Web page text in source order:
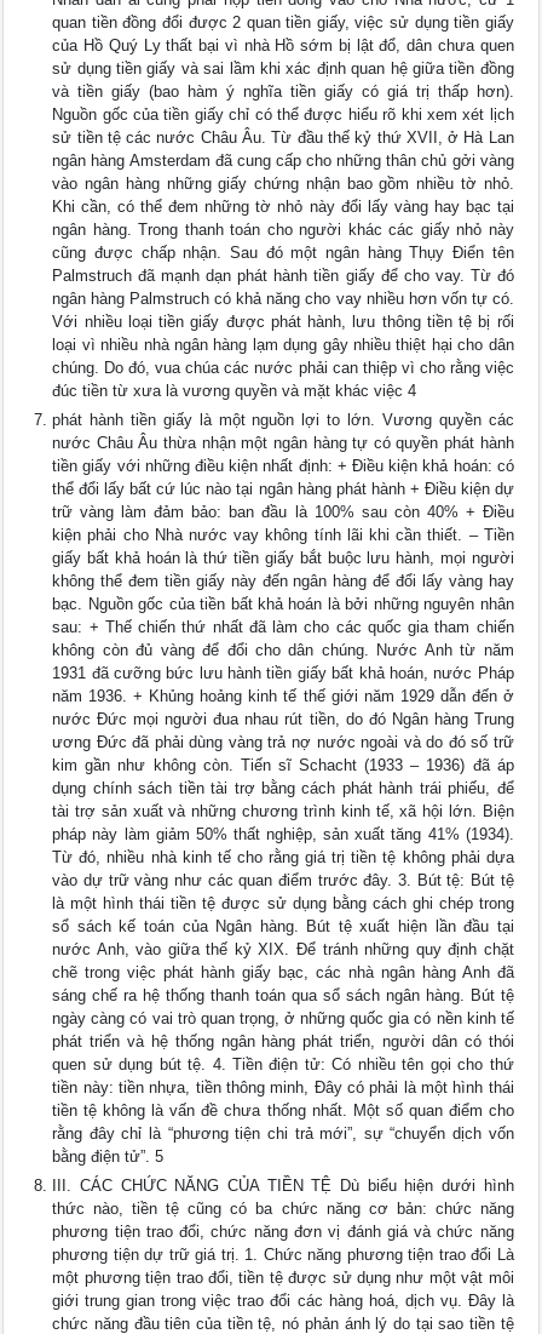
quan tiền đồng đổi được 2 quan tiền giấy, việc sử dụng tiền giấy
của Hồ Quý Ly thất bại vì nhà Hồ sớm bị lật đổ, dân chưa quen
sử dụng tiền giấy và sai lầm khi xác định quan hệ giữa tiền đồng
và tiền giấy (bao hàm ý nghĩa tiền giấy có giá trị thấp hơn).
Nguồn gốc của tiền giấy chỉ có thể được hiểu rõ khi xem xét lịch
sử tiền tệ các nước Châu Âu. Từ đầu thế kỷ thứ XVII, ở Hà Lan
ngân hàng Amsterdam đã cung cấp cho những thân chủ gởi vàng
vào ngân hàng những giấy chứng nhận bao gồm nhiều tờ nhỏ.
Khi cần, có thể đem những tờ nhỏ này đổi lấy vàng hay bạc tại
ngân hàng. Trong thanh toán cho người khác các giấy nhỏ này
cũng được chấp nhận. Sau đó một ngân hàng Thụy Điển tên
Palmstruch đã mạnh dạn phát hành tiền giấy để cho vay. Từ đó
ngân hàng Palmstruch có khả năng cho vay nhiều hơn vốn tự có.
Với nhiều loại tiền giấy được phát hành, lưu thông tiền tệ bị rối
loại vì nhiều nhà ngân hàng lạm dụng gây nhiều thiệt hại cho dân
chúng. Do đó, vua chúa các nước phải can thiệp vì cho rằng việc
đúc tiền từ xưa là vương quyền và mặt khác việc 4
phát hành tiền giấy là một nguồn lợi to lớn. Vương quyền các
nước Châu Âu thừa nhận một ngân hàng tự có quyền phát hành
tiền giấy với những điều kiện nhất định: + Điều kiện khả hoán: có
thể đổi lấy bất cứ lúc nào tại ngân hàng phát hành + Điều kiện dự
trữ vàng làm đảm bảo: ban đầu là 100% sau còn 40% + Điều
kiện phải cho Nhà nước vay không tính lãi khi cần thiết. – Tiền
giấy bất khả hoán là thứ tiền giấy bắt buộc lưu hành, mọi người
không thể đem tiền giấy này đến ngân hàng để đổi lấy vàng hay
bạc. Nguồn gốc của tiền bất khả hoán là bởi những nguyên nhân
sau: + Thế chiến thứ nhất đã làm cho các quốc gia tham chiến
không còn đủ vàng để đổi cho dân chúng. Nước Anh từ năm
1931 đã cưỡng bức lưu hành tiền giấy bất khả hoán, nước Pháp
năm 1936. + Khủng hoảng kinh tế thế giới năm 1929 dẫn đến ở
nước Đức mọi người đua nhau rút tiền, do đó Ngân hàng Trung
ương Đức đã phải dùng vàng trả nợ nước ngoài và do đó số trữ
kim gần như không còn. Tiến sĩ Schacht (1933 – 1936) đã áp
dụng chính sách tiền tài trợ bằng cách phát hành trái phiếu, để
tài trợ sản xuất và những chương trình kinh tế, xã hội lớn. Biện
pháp này làm giảm 50% thất nghiệp, sản xuất tăng 41% (1934).
Từ đó, nhiều nhà kinh tế cho rằng giá trị tiền tệ không phải dựa
vào dự trữ vàng như các quan điểm trước đây. 3. Bút tệ: Bút tệ
là một hình thái tiền tệ được sử dụng bằng cách ghi chép trong
sổ sách kế toán của Ngân hàng. Bút tệ xuất hiện lần đầu tại
nước Anh, vào giữa thế kỷ XIX. Để tránh những quy định chặt
chẽ trong việc phát hành giấy bạc, các nhà ngân hàng Anh đã
sáng chế ra hệ thống thanh toán qua sổ sách ngân hàng. Bút tệ
ngày càng có vai trò quan trọng, ở những quốc gia có nền kinh tế
phát triển và hệ thống ngân hàng phát triển, người dân có thói
quen sử dụng bút tệ. 4. Tiền điện tử: Có nhiều tên gọi cho thứ
tiền này: tiền nhựa, tiền thông minh, Đây có phải là một hình thái
tiền tệ không là vấn đề chưa thống nhất. Một số quan điểm cho
rằng đây chỉ là “phương tiện chi trả mới”, sự “chuyển dịch vốn
bằng điện tử”. 5
III. CÁC CHỨC NĂNG CỦA TIỀN TỆ Dù biểu hiện dưới hình
thức nào, tiền tệ cũng có ba chức năng cơ bản: chức năng
phương tiện trao đổi, chức năng đơn vị đánh giá và chức năng
phương tiện dự trữ giá trị. 1. Chức năng phương tiện trao đổi Là
một phương tiện trao đổi, tiền tệ được sử dụng như một vật môi
giới trung gian trong việc trao đổi các hàng hoá, dịch vụ. Đây là
chức năng đầu tiên của tiền tệ, nó phản ánh lý do tại sao tiền tệ